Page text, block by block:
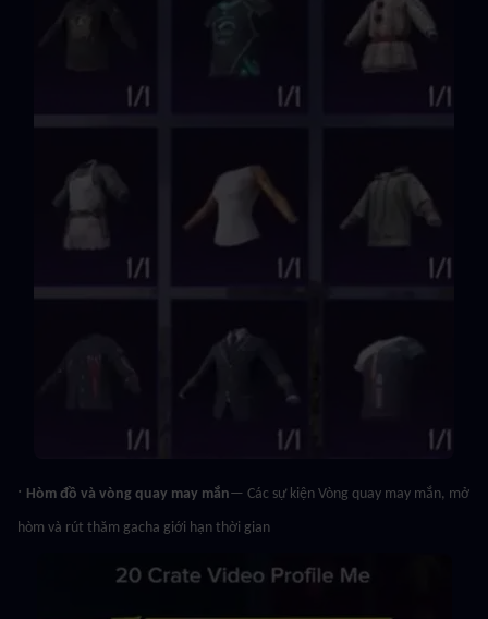
· Hòm đồ và vòng quay may mắn— Các sự kiện Vòng quay may mắn, mở
hòm và rút thăm gacha giới hạn thời gian